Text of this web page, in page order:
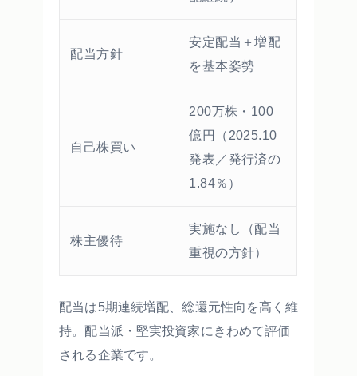
配当方針
安定配当＋増配
を基本姿勢
自己株買い
200万株・100
億円（2025.10
発表／発行済の
1.84％）
株主優待
実施なし（配当
重視の方針）
配当は5期連続増配、総還元性向を高く維
持。配当派・堅実投資家にきわめて評価
される企業です。